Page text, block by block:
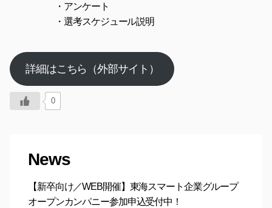
・アンケート
・選考スケジュール説明
詳細はこちら（外部サイト）
0
News
【新卒向け／WEB開催】東海スマート企業グループ
オープンカンパニー参加申込受付中！